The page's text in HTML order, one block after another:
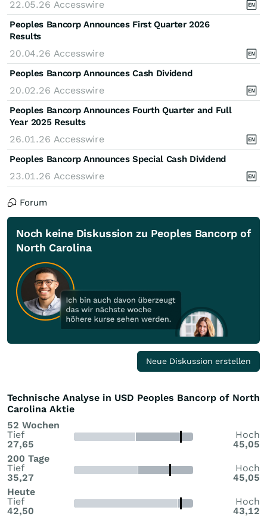
22.05.26 Accesswire
Peoples Bancorp Announces First Quarter 2026
Results
20.04.26 Accesswire
Peoples Bancorp Announces Cash Dividend
20.02.26 Accesswire
Peoples Bancorp Announces Fourth Quarter and Full
Year 2025 Results
26.01.26 Accesswire
Peoples Bancorp Announces Special Cash Dividend
23.01.26 Accesswire
Forum
Noch keine Diskussion zu Peoples Bancorp of
North Carolina
Neue Diskussion erstellen
Technische Analyse in USD Peoples Bancorp of North
Carolina Aktie
52 Wochen
Tief
27,65
Hoch
45,05
200 Tage
Tief
35,27
Hoch
45,05
Heute
Tief
42,50
Hoch
43,12